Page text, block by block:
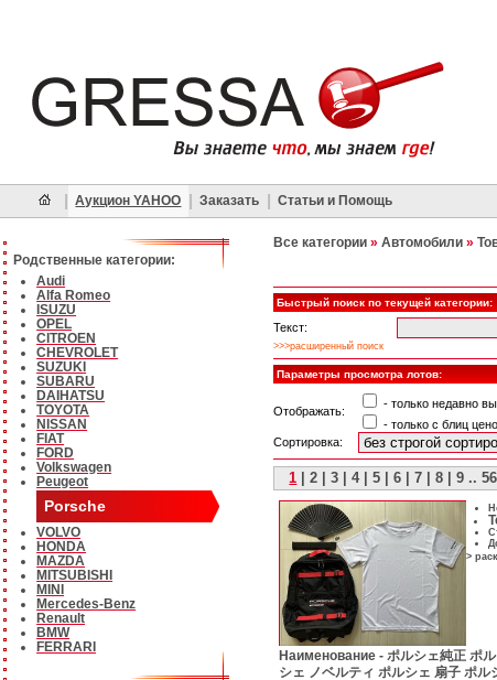
Аукцион YAHOO Заказать Статьи и Помощь
Родственные категории:
Audi
Alfa Romeo
ISUZU
OPEL
CITROEN
CHEVROLET
SUZUKI
SUBARU
DAIHATSU
TOYOTA
NISSAN
FIAT
FORD
Volkswagen
Peugeot
Porsche
VOLVO
HONDA
MAZDA
MITSUBISHI
MINI
Mercedes-Benz
Renault
BMW
FERRARI
Все категории » Автомобили »
Быстрый поиск по текущей категории:
Текст:
>>>расширенный поиск
Параметры просмотра лотов:
Отображать:
- только недавно
- только с блиц
Сортировка:
1 |2 |3 |4|5 |6 |7 |8 |9 ..56
>
Наименование - ポルシェ純正 ポ
シェ ノベルティ ポルシェ 扇子 ポル